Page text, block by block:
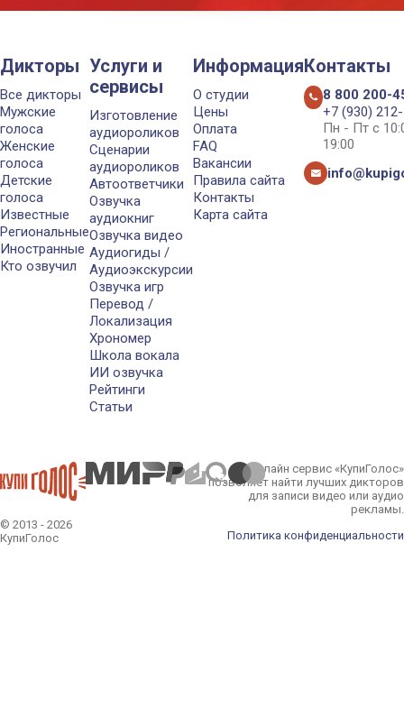
Дикторы
Все дикторы
Мужские
голоса
Женские
голоса
Детские
голоса
Известные
Региональные
Иностранные
Кто озвучил
Услуги и
сервисы
Изготовление
аудиороликов
Сценарии
аудиороликов
Автоответчики
Озвучка
аудиокниг
Озвучка видео
Аудиогиды /
Аудиоэкскурсии
Озвучка игр
Перевод /
Локализация
Хрономер
Школа вокала
ИИ озвучка
Рейтинги
Статьи
Информация
О студии
Цены
Оплата
FAQ
Вакансии
Правила сайта
Контакты
Карта сайта
Контакты
8 800 200-
+7 (930)
Пн - Пт с
19:00
© 2013 - 2026
КупиГолос
Онлайн сервис «КупиГолос»
позволяет найти лучших дикторов
для записи видео или аудио
рекламы.
Политика конфиденциальности